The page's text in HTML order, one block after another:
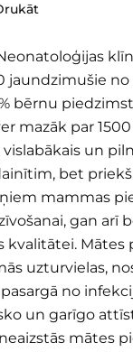
jaundzimušie no
bērnu
mazāk par
un
bet
mammas
gan arī
kvalitātei. Mātes
uzturvielas,
no
un garīgo
mātes